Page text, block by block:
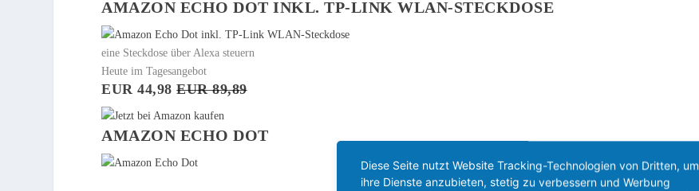
AMAZON ECHO DOT INKL. TP-LINK WLAN-STECKDOSE
eine Steckdose über Alexa steuern
Heute im Tagesangebot
EUR 44,98EUR 89,89
AMAZON ECHO DOT
Diese Seite nutzt Website Tracking-Technologien von Dritten, um
ihre Dienste anzubieten, stetig zu verbessern und Werbung